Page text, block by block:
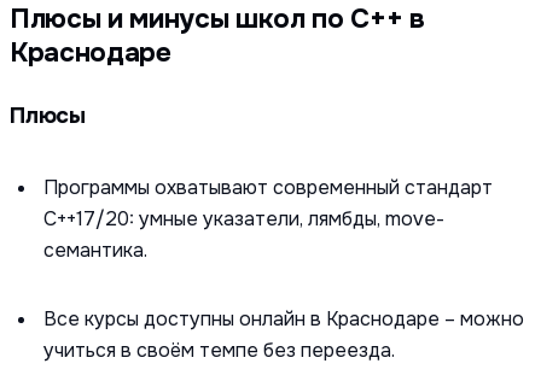
Плюсы и минусы школ по C++ в
Краснодаре
Плюсы
Программы охватывают современный стандарт
C++17/20: умные указатели, лямбды, move-
семантика.
Все курсы доступны онлайн в Краснодаре – можно
учиться в своём темпе без переезда.